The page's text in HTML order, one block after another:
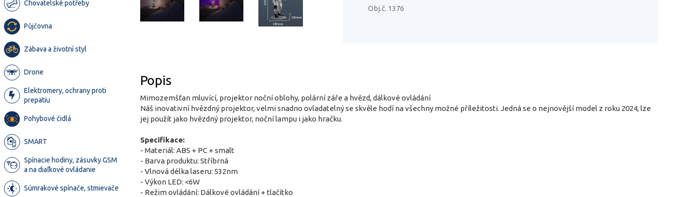
Chovatelské potřeby
Půjčovna
Zábava a životní styl
Drone
Elektromery, ochrany proti
prepätiu
Pohybové čidlá
SMART
Spínacie hodiny, zásuvky GSM
a na diaľkové ovládanie
Súmrakové spínače, stmievače
Obj.č. 1376
Popis
Mimozemšťan mluvící, projektor noční oblohy, polární záře a hvězd, dálkové ovládání
Náš inovativní hvězdný projektor, velmi snadno ovladatelný se skvěle hodí na všechny možné příležitosti. Jedná se o nejnovější model z roku 2024, lze
jej použít jako hvězdný projektor, noční lampu i jako hračku.
Specifikace:
- Materiál: ABS + PC + smalt
- Barva produktu: Stříbrná
- Vlnová délka laseru: 532nm
- Výkon LED: <6W
- Režim ovládání: Dálkové ovládání + tlačítko